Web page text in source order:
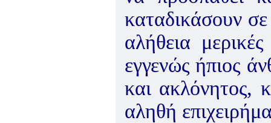
καταδικάσουν
αλήθεια
εγγενώς ήπιος
και ακλόνητος,
αληθή